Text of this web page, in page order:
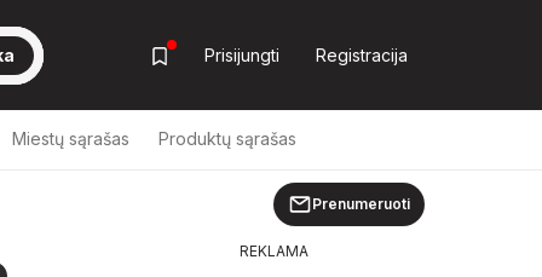
Prisijungti Registracija
Miestų sąrašas Produktų sąrašas
Prenumeruoti
REKLAMA